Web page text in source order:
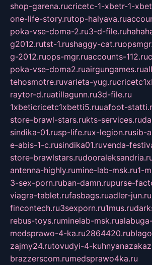
shop-garena.rucricetc-1-xbetr-1-
one-life-story.rutop-halyava.ru
poka-vse-doma-2.ru3-d-file.ru
g2012.rutst-1.rushaggy-cat.ru
g-2012.ruops-mgr.ruaccounts-112.ru
poka-vse-doma2.ruairgungames.ru
tehosmotre.ruvarieta-yug.ru
raytor-d.ruatillagunn.ru3d-file.ru
1xbeticricetc1xbetti5.ruuafoot-
store-brawl-stars.rukts-services.ru
sindika-01.rusp-life.rux-legion.rusib-
e-abis-1-c.rusindika01.ruvenda-
store-brawlstars.ru
antenna-highly.rumine-lab-msk.ru1-
3-sex-porn.ruban-damn.rupurse-
viagra-tablet.rufasbags.ruadler-jun.ru
fincontech.ru3sexporn.ru1mus.ru
rebus-toys.ruminelab-msk.ru
medsprawo-4-ka.ru2864420.ru
zajmy24.rutovudyi-4-
brazzerscom.rumedsprawo4ka.ru